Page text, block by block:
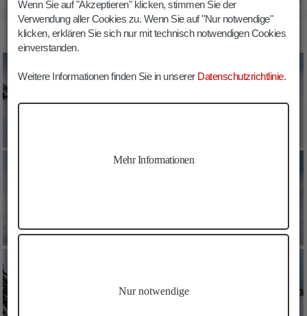
BILDER WÜRZJOCH WINTER
Wenn Sie auf "Akzeptieren" klicken, stimmen Sie der
Verwendung aller Cookies zu. Wenn Sie auf "Nur notwendige"
klicken, erklären Sie sich nur mit technisch notwendigen Cookies
einverstanden.
Weitere Informationen finden Sie in unserer Datenschutzrichtlinie.
Mehr Informationen
Nur notwendige